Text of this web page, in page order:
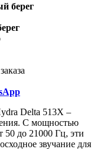
берег
Delta 513X –
С мощностью
50 до 21000 Гц, эти
звучание для